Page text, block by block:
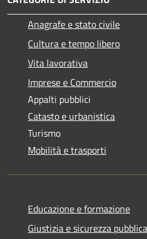
Anagrafe e stato civile
Cultura e tempo libero
Vita lavorativa
Imprese e Commercio
Appalti pubblici
Catasto e urbanistica
Turismo
Mobilità e trasporti
Educazione e formazione
Giustizia e sicurezza pubblica